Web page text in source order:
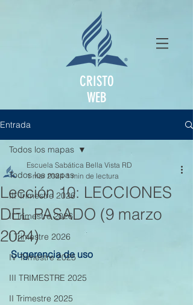
CRISTO
WEB
Entrada
Todos los mapas
III Trimestre 2026
II Trimestre 2026
I Trimestre 2026
IV Trimestre 2025
III TRIMESTRE 2025
II Trimestre 2025
Todos los mapas
Lección 10: LECCIONES
DEL PASADO (9 marzo
2024)
Escuela Sabática Bella Vista RD
1 mar 2024 1 min de lectura
Sugerencia de uso